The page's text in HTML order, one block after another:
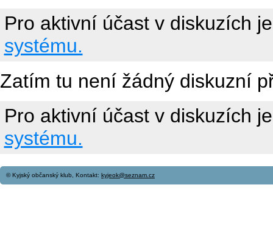
Pro aktivní účast v diskuzích
systému.
Zatím tu není žádný diskuzní
Pro aktivní účast v diskuzích
systému.
© Kyjský občanský klub, Kontakt: kyjeok@seznam.cz